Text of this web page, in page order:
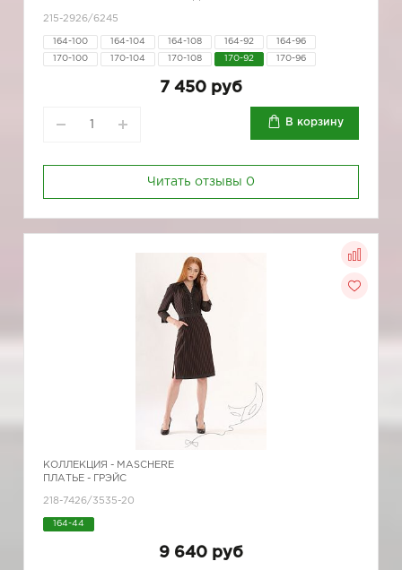
215-2926/6245
164-100 164-104 164-108 164-92 164-96
170-100 170-104 170-108 170-92 170-96
7 450 руб
В корзину
Читать отзывы 0
КОЛЛЕКЦИЯ - MASCHERE
ПЛАТЬЕ - ГРЭЙС
218-7426/3535-20
164-44
9 640 руб